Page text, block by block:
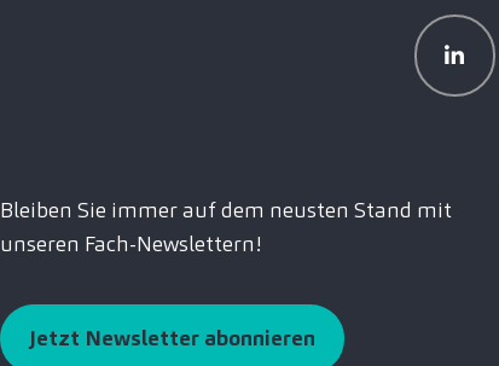
Bleiben Sie immer auf dem neusten Stand mit
unseren Fach-Newslettern!
Jetzt Newsletter abonnieren